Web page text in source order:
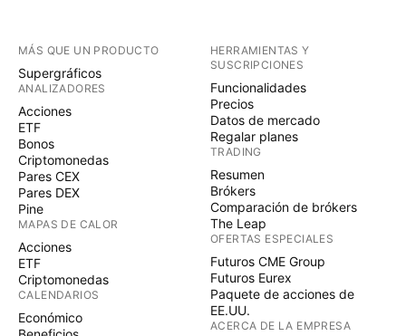
MÁS QUE UN PRODUCTO
Supergráficos
ANALIZADORES
Acciones
ETF
Bonos
Criptomonedas
Pares CEX
Pares DEX
Pine
MAPAS DE CALOR
Acciones
ETF
Criptomonedas
CALENDARIOS
Económico
HERRAMIENTAS Y
SUSCRIPCIONES
Funcionalidades
Precios
Datos de mercado
Regalar planes
TRADING
Resumen
Brókers
Comparación de brókers
The Leap
OFERTAS ESPECIALES
Futuros CME Group
Futuros Eurex
Paquete de acciones de
EE.UU.
ACERCA DE LA EMPRESA